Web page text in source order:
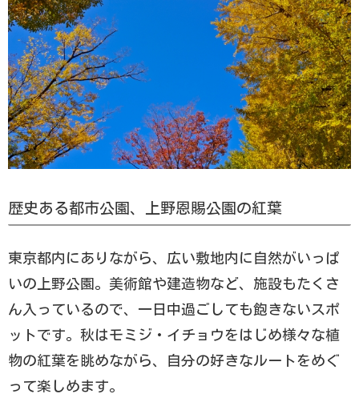
歴史ある都市公園、上野恩賜公園の紅葉
東京都内にありながら、広い敷地内に自然がいっぱ
いの上野公園。美術館や建造物など、施設もたくさ
ん入っているので、一日中過ごしても飽きないスポ
ットです。秋はモミジ・イチョウをはじめ様々な植
物の紅葉を眺めながら、自分の好きなルートをめぐ
って楽しめます。